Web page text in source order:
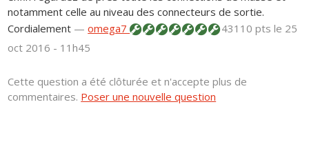
notamment celle au niveau des connecteurs de sortie.
Cordialement —omega7 43110 ptsle 25
oct 2016 - 11h45
Cette question a été clôturée et n'accepte plus de
commentaires. Poser une nouvelle question